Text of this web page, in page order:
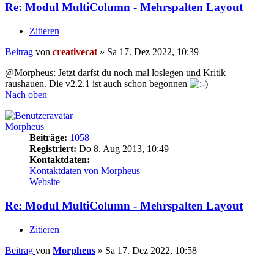
Re: Modul MultiColumn - Mehrspalten Layout
Zitieren
Beitrag von creativecat » Sa 17. Dez 2022, 10:39
@Morpheus: Jetzt darfst du noch mal loslegen und Kritik
raushauen. Die v2.2.1 ist auch schon begonnen
Nach oben
Morpheus
Beiträge: 1058
Registriert: Do 8. Aug 2013, 10:49
Kontaktdaten:
Kontaktdaten von Morpheus
Website
Re: Modul MultiColumn - Mehrspalten Layout
Zitieren
Beitrag von Morpheus » Sa 17. Dez 2022, 10:58